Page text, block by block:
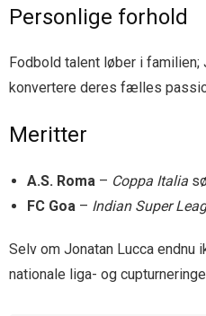
Personlige forhold
Fodbold talent løber i familien;
konvertere deres fælles
Meritter
A.S. Roma – Coppa Italia
FC Goa – Indian Super
Selv om Jonatan Lucca
nationale liga- og